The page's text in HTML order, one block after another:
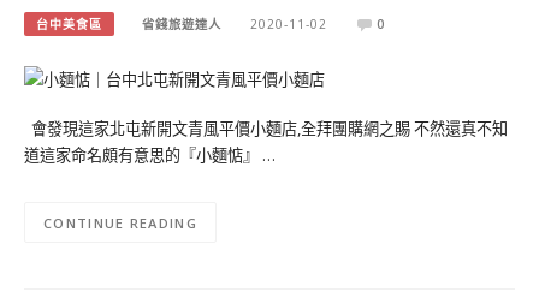
台中美食區 省錢旅遊達人 2020-11-02 0
會發現這家北屯新開文青風平價小麵店,全拜團購網之賜 不然還真不知
道這家命名頗有意思的『小麵惦』 …
CONTINUE READING